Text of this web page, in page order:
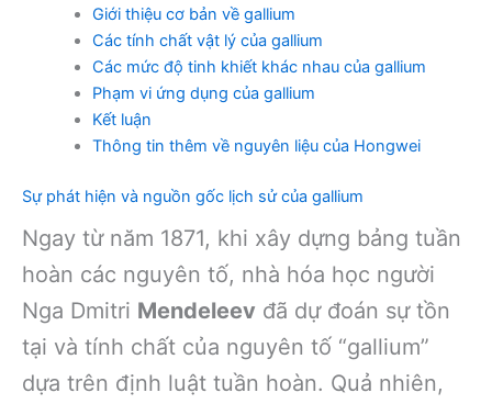
Giới thiệu cơ bản về gallium
Các tính chất vật lý của gallium
Các mức độ tinh khiết khác nhau của gallium
Phạm vi ứng dụng của gallium
Kết luận
Thông tin thêm về nguyên liệu của Hongwei
Sự phát hiện và nguồn gốc lịch sử của gallium
Ngay từ năm 1871, khi xây dựng bảng tuần
hoàn các nguyên tố, nhà hóa học người
Nga Dmitri Mendeleev đã dự đoán sự tồn
tại và tính chất của nguyên tố “gallium”
dựa trên định luật tuần hoàn. Quả nhiên,